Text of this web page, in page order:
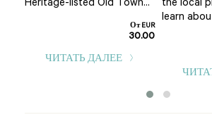
Heritage-listed Old Town...
От EUR
30.00
ЧИТАТЬ ДАЛЕЕ
the local
learn